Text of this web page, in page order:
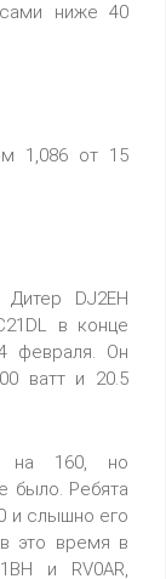
ниже 40
1,086 от 15
DJ2EH
в конце
февраля. Он
ватт и 20.5
на 160, но
было. Ребята
и слышно его
это время в
и RV0AR,